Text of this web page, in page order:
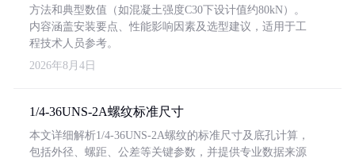
方法和典型数值（如混凝土强度C30下设计值约80kN）。
内容涵盖安装要点、性能影响因素及选型建议，适用于工
程技术人员参考。
2026年8月4日
1/4-36UNS-2A螺纹标准尺寸
本文详细解析1/4-36UNS-2A螺纹的标准尺寸及底孔计算，
包括外径、螺距、公差等关键参数，并提供专业数据来源